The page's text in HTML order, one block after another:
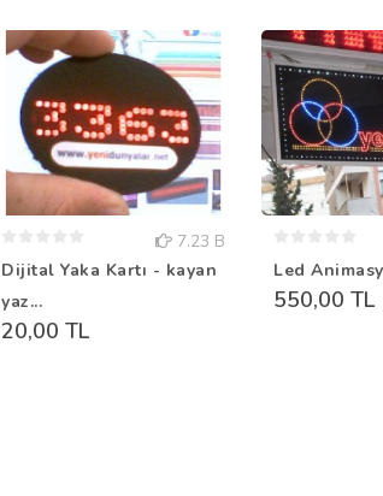
7.23 B
Dijital Yaka Kartı - kayan
yaz...
20,00 TL
Led
550,00 TL